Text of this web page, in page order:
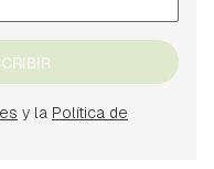
y la Política de